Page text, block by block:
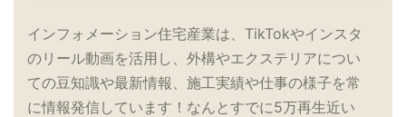
インフォメーション住宅産業は、TikTokやインスタ
のリール動画を活用し、外構やエクステリアについ
ての豆知識や最新情報、施工実績や仕事の様子を常
に情報発信しています！なんとすでに5万再生近い